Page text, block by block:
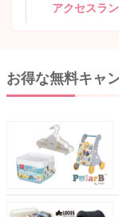
アクセスラ
お得な無料キャ